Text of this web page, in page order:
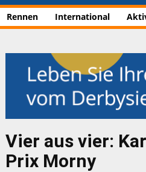
Rennen International
Vier aus vier:
Prix Morny